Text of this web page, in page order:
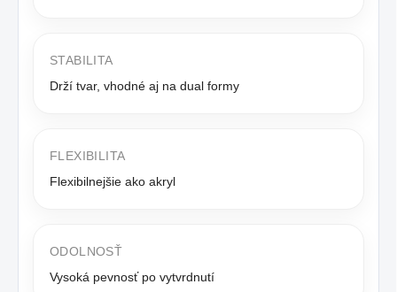
STABILITA
Drží tvar, vhodné aj na dual formy
FLEXIBILITA
Flexibilnejšie ako akryl
ODOLNOSŤ
Vysoká pevnosť po vytvrdnutí